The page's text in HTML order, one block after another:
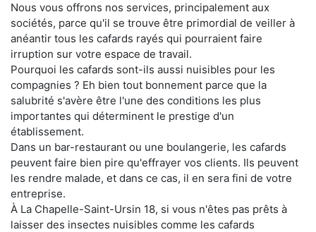
Nous vous offrons nos services, principalement aux
sociétés, parce qu'il se trouve être primordial de veiller à
anéantir tous les cafards rayés qui pourraient faire
irruption sur votre espace de travail.
Pourquoi les cafards sont-ils aussi nuisibles pour les
compagnies ? Eh bien tout bonnement parce que la
salubrité s'avère être l'une des conditions les plus
importantes qui déterminent le prestige d'un
établissement.
Dans un bar-restaurant ou une boulangerie, les cafards
peuvent faire bien pire qu'effrayer vos clients. Ils peuvent
les rendre malade, et dans ce cas, il en sera fini de votre
entreprise.
À La Chapelle-Saint-Ursin 18, si vous n'êtes pas prêts à
laisser des insectes nuisibles comme les cafards